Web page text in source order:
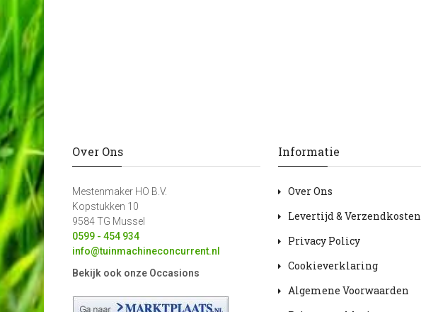
Over Ons
Mestenmaker HO B.V.
Kopstukken 10
9584 TG Mussel
0599 - 454 934
info@tuinmachineconcurrent.nl
Bekijk ook onze Occasions
Informatie
Over Ons
Levertijd & Verzendkosten
Privacy Policy
Cookieverklaring
Algemene Voorwaarden